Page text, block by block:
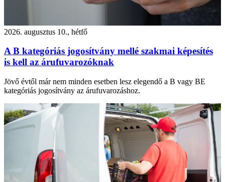
2026. augusztus 10., hétfő
A B kategóriás jogosítvány mellé szakmai képesítés
is kell az árufuvarozóknak
Jövő évtől már nem minden esetben lesz elegendő a B vagy BE
kategóriás jogosítvány az árufuvarozáshoz.